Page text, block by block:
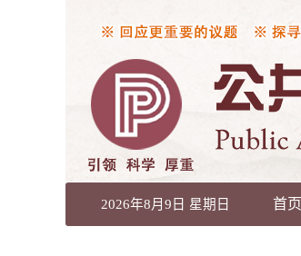
2026年8月9日 星期日 首页